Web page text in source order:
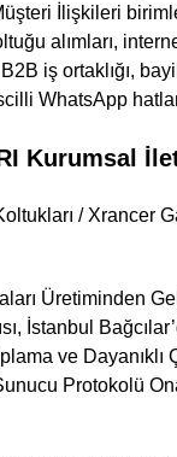
İlişkileri
alımları,
iş ortaklığı,
WhatsApp
Kurumsal
/ Xrancer
Üretiminden
İstanbul
ve
Protokolü